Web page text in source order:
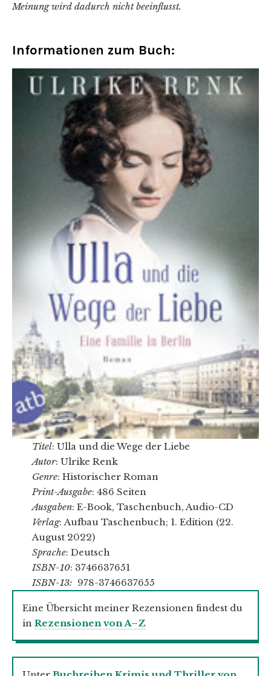
Meinung wird dadurch nicht beeinflusst.
Informationen zum Buch:
Titel: Ulla und die Wege der Liebe
Autor: Ulrike Renk
Genre: Historischer Roman
Print-Ausgabe: 486 Seiten
Ausgaben: E-Book, Taschenbuch, Audio-CD
Verlag: Aufbau Taschenbuch; 1. Edition (22.
August 2022)
Sprache: Deutsch
ISBN-10: 3746637651
ISBN-13: 978-3746637655
Eine Übersicht meiner Rezensionen findest du
in Rezensionen von A–Z